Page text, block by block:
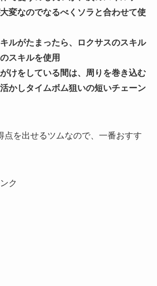
変なのでなるべくソラと合わせて使
ルがたまったら、ロクサスのスキル
スキルを使用
けをしている間は、周りを巻き込む
かしタイムボム狙いの短いチェーン
点を出せるツムなので、一番おすす
ク